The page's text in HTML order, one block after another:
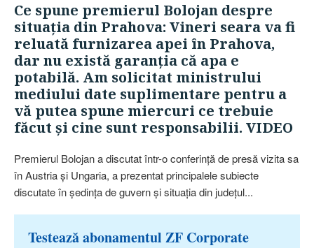
Ce spune premierul Bolojan despre
situaţia din Prahova: Vineri seara va fi
reluată furnizarea apei în Prahova,
dar nu există garanţia că apa e
potabilă. Am solicitat ministrului
mediului date suplimentare pentru a
vă putea spune miercuri ce trebuie
făcut şi cine sunt responsabilii. VIDEO
Premierul Bolojan a discutat într-o conferinţă de presă vizita sa
în Austria şi Ungaria, a prezentat principalele subiecte
discutate în şedinţa de guvern şi situaţia din judeţul...
Testează abonamentul ZF Corporate